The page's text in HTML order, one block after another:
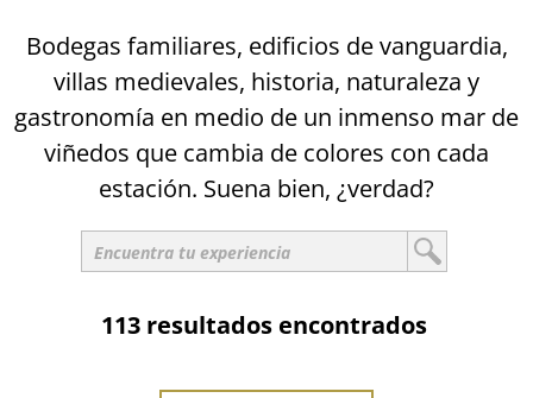
Bodegas familiares, edificios de vanguardia,
villas medievales, historia, naturaleza y
gastronomía en medio de un inmenso mar de
viñedos que cambia de colores con cada
estación. Suena bien, ¿verdad?
113 resultados encontrados